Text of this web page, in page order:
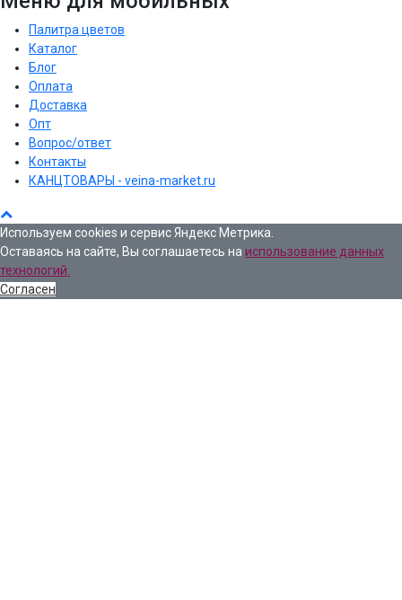
Палитра цветов
Каталог
Блог
Оплата
Доставка
Опт
Вопрос/ответ
Контакты
КАНЦТОВАРЫ - veina-market.ru
Используем cookies и сервис Яндекс Метрика.
Оставаясь на сайте, Вы соглашаетесь на использование данных
технологий.
Согласен